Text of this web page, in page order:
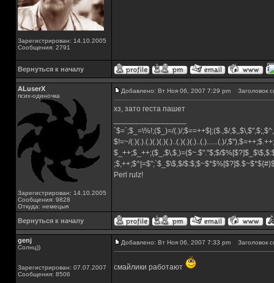
Зарегистрирован: 14.10.2005
Сообщения: 2791
Вернуться к началу
ALuserX
псих-одиночка
Зарегистрирован: 14.10.2005
Сообщения: 9828
Откуда: немецыя
Добавлено: Вт Ноя 06, 2007 7:29 pm Заголовок
хз, зато геста пашет
`$=`;$_=\%!;($_)=/(.)/;$==++$|;($.,$/
$!=~/(.)(.).(.)(.)(.)(.)..(.)(.)(.)..(.)......(.)/
$_++;$_++;($_,$\,$,)=($~.$"."$;$/
;$,++;$^|=$";`$_$\$,$/
Perl rulz!
Вернуться к началу
genj
Солнц))
Зарегистрирован: 07.07.2007
Сообщения: 8506
Добавлено: Вт Ноя 06, 2007 7:33 pm Заголовок
смайлики работают